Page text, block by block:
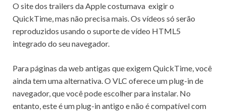
O site dos trailers da Apple costumava exigir o
QuickTime, mas não precisa mais.Os vídeos só serão
reproduzidos usando o suporte de vídeo HTML5
integrado do seu navegador.
Para páginas da web antigas que exigem QuickTime, você
ainda tem uma alternativa.O VLC oferece um plug-in de
navegador, que você pode escolher para instalar. No
entanto, este é um plug-in antigo e não é compatível com